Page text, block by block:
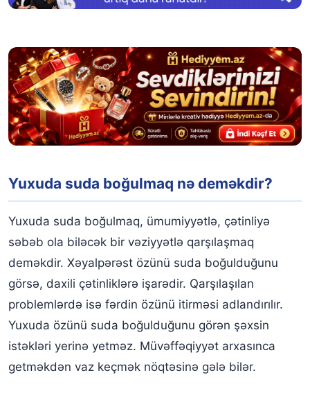
Yuxuda suda boğulmaq nə deməkdir?
Yuxuda suda boğulmaq, ümumiyyətlə, çətinliyə
səbəb ola biləcək bir vəziyyətlə qarşılaşmaq
deməkdir. Xəyalpərəst özünü suda boğulduğunu
görsə, daxili çətinliklərə işarədir. Qarşılaşılan
problemlərdə isə fərdin özünü itirməsi adlandırılır.
Yuxuda özünü suda boğulduğunu görən şəxsin
istəkləri yerinə yetməz. Müvəffəqiyyət arxasınca
getməkdən vaz keçmək nöqtəsinə gələ bilər.